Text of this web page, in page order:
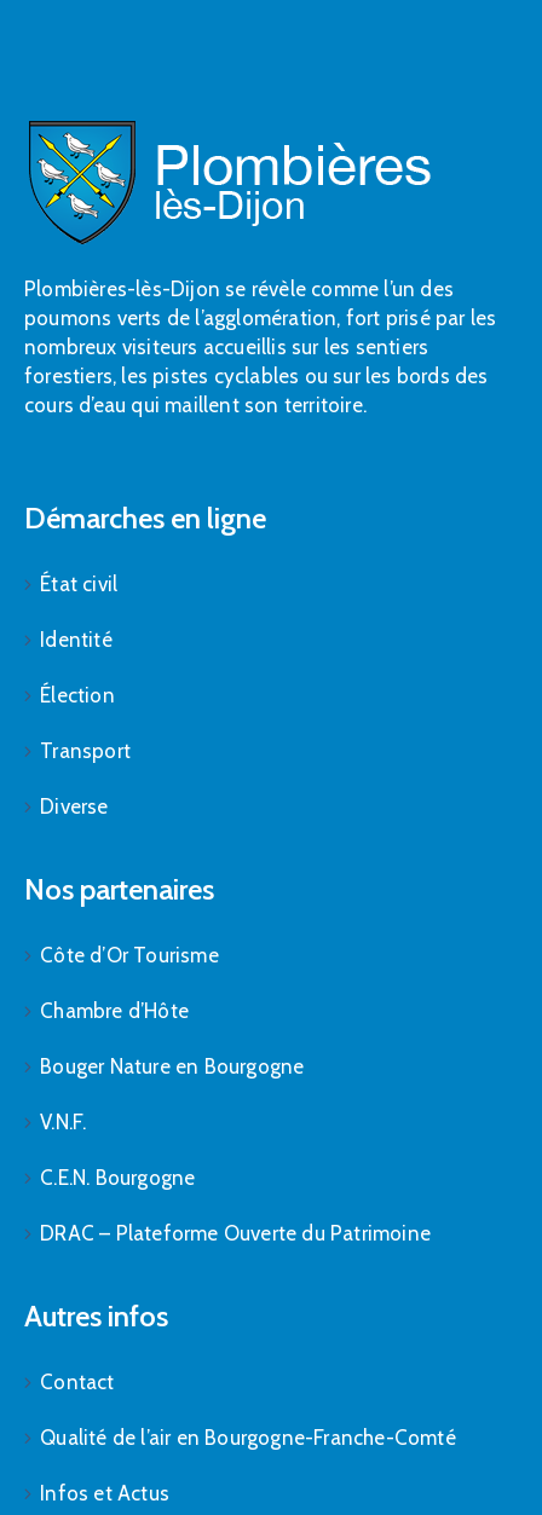
Plombières-lès-Dijon se révèle comme l’un des
poumons verts de l’agglomération, fort prisé par les
nombreux visiteurs accueillis sur les sentiers
forestiers, les pistes cyclables ou sur les bords des
cours d’eau qui maillent son territoire.
Démarches en ligne
État civil
Identité
Élection
Transport
Diverse
Nos partenaires
Côte d’Or Tourisme
Chambre d’Hôte
Bouger Nature en Bourgogne
V.N.F.
C.E.N. Bourgogne
DRAC – Plateforme Ouverte du Patrimoine
Autres infos
Contact
Qualité de l’air en Bourgogne-Franche-Comté
Infos et Actus